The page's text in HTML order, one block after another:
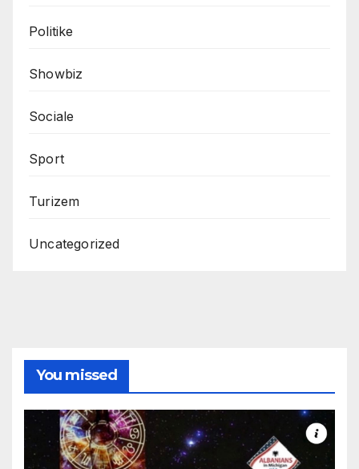
Politike
Showbiz
Sociale
Sport
Turizem
Uncategorized
You missed